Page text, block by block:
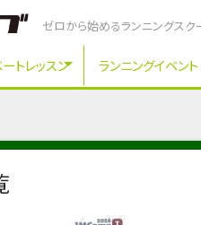
ゼロから始めるランニングスク
トレッスン ランニングイベント